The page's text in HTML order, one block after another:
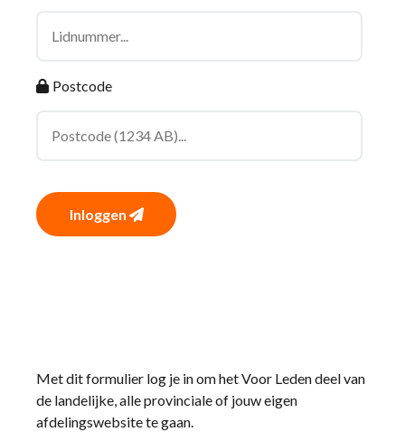
Postcode
Inloggen
Met dit formulier log je in om het Voor Leden deel van
de landelijke, alle provinciale of jouw eigen
afdelingswebsite te gaan.